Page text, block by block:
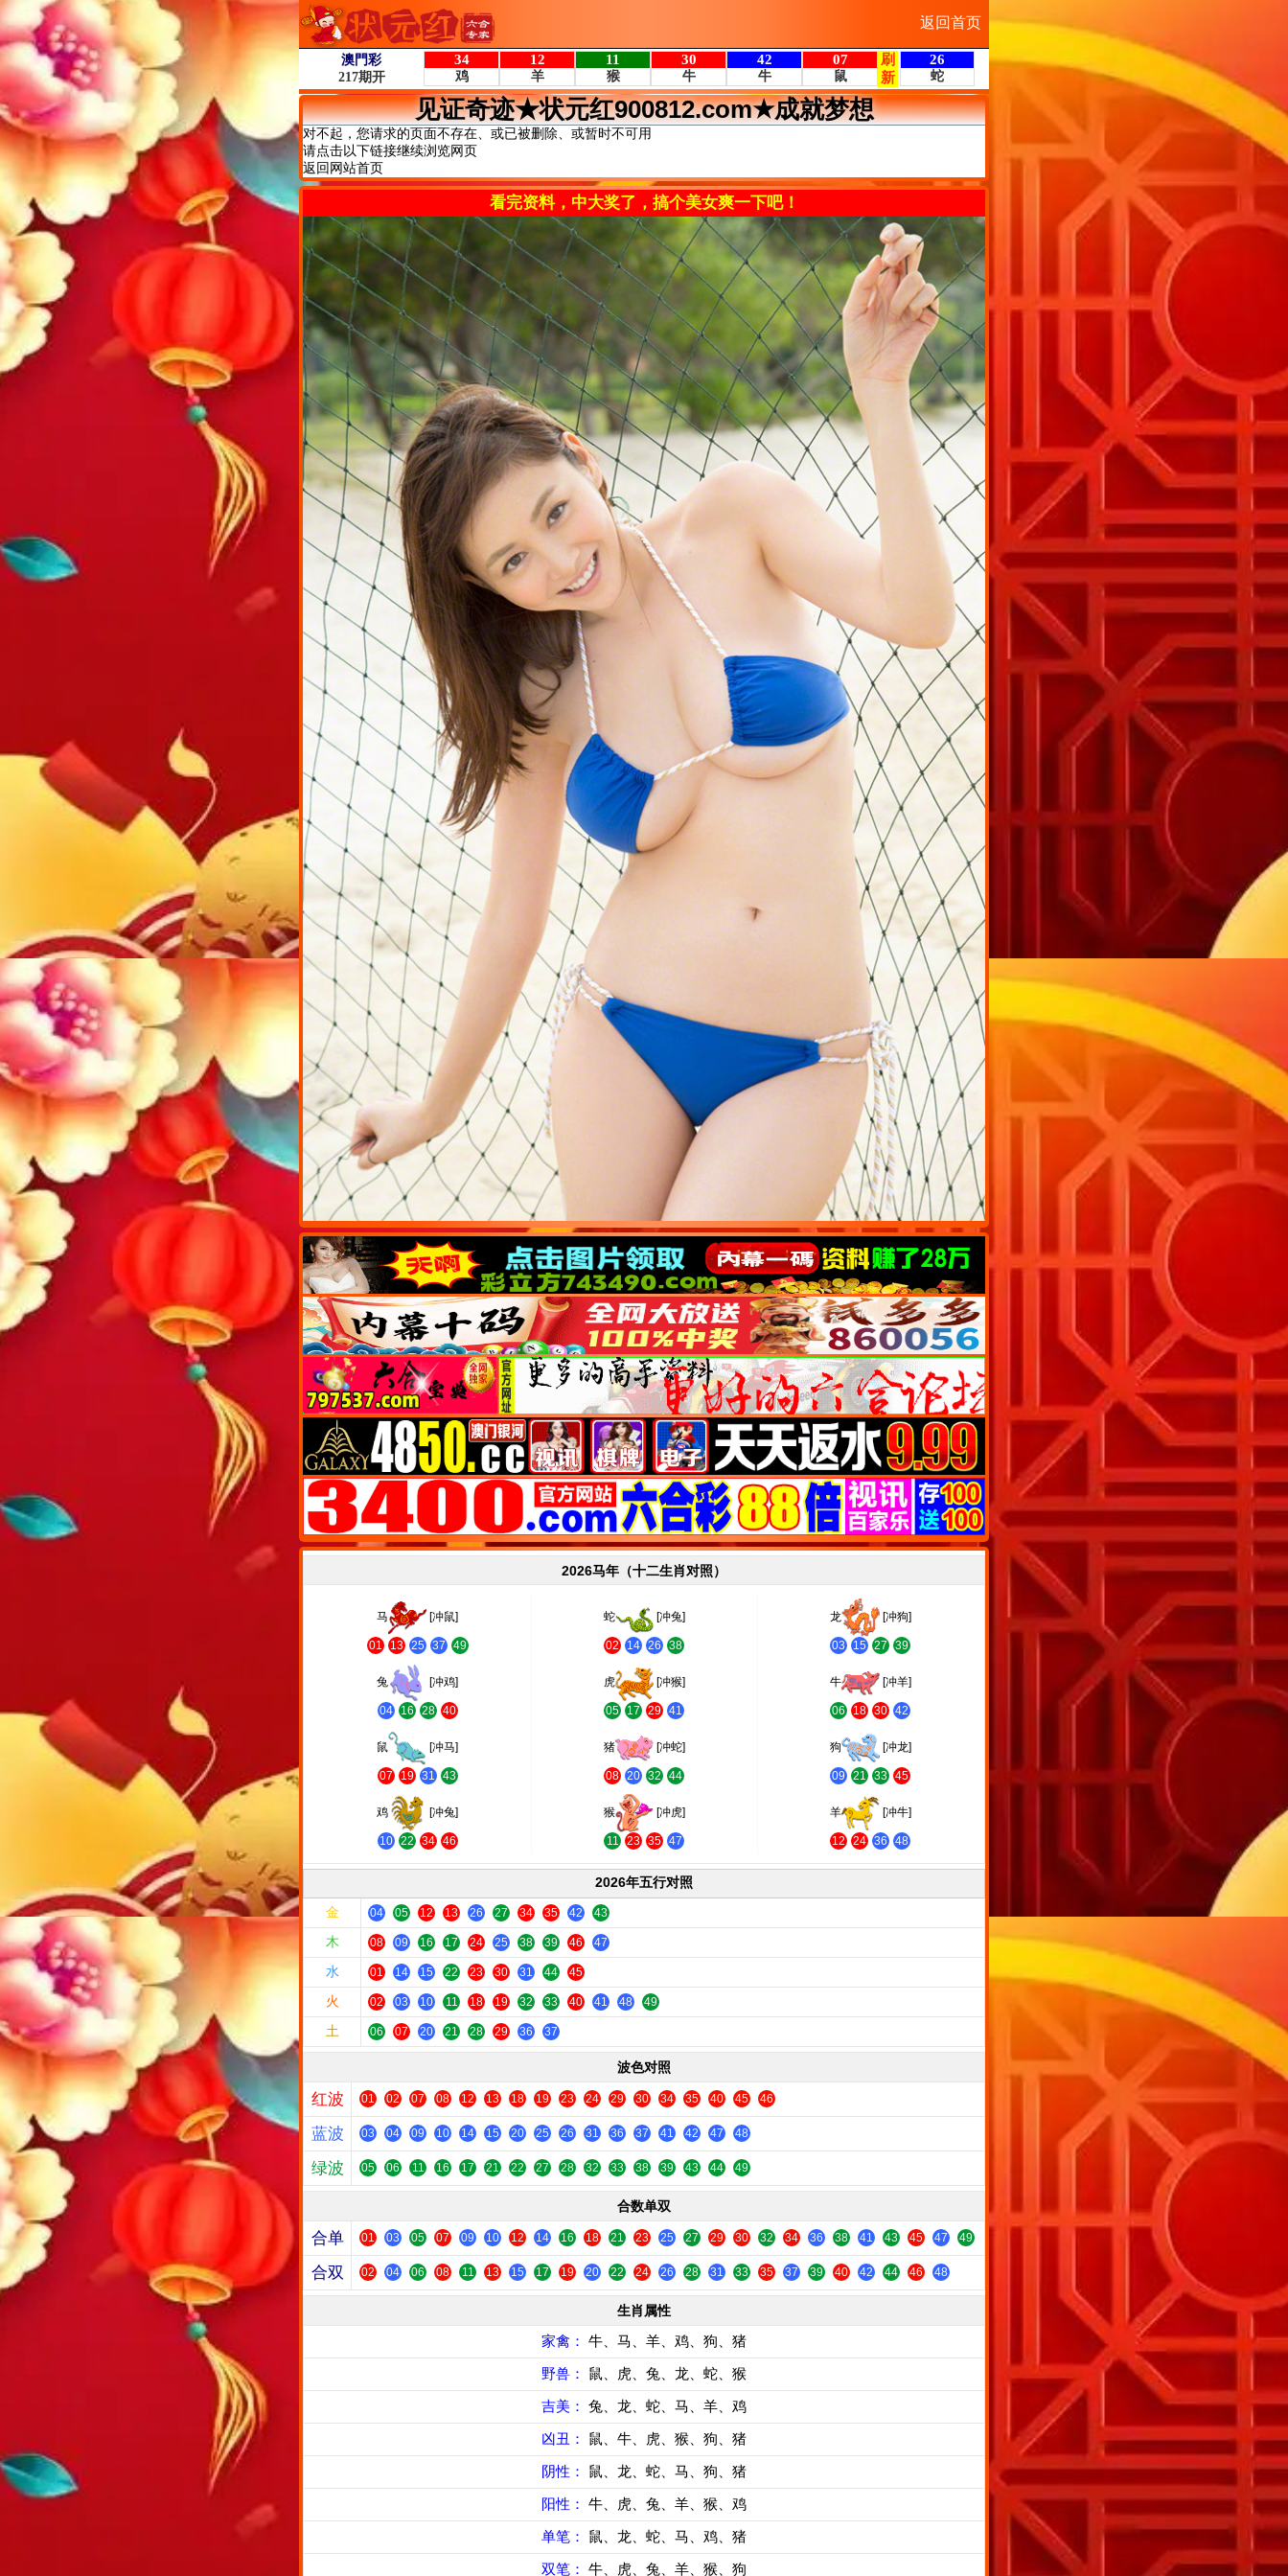
返回首页
见证奇迹★状元红900812.com★成就梦想
对不起，您请求的页面不存在、或已被删除、或暂时不可用
请点击以下链接继续浏览网页
返回网站首页
看完资料，中大奖了，搞个美女爽一下吧！
2026马年（十二生肖对照）
马 [冲鼠]
01 13 25 37 49
蛇 [冲兔]
02 14 26 38
龙 [冲狗]
03 15 27 39
兔 [冲鸡]
04 16 28 40
虎 [冲猴]
05 17 29 41
牛 [冲羊]
06 18 30 42
鼠 [冲马]
07 19 31 43
猪 [冲蛇]
08 20 32 44
狗 [冲龙]
09 21 33 45
鸡 [冲兔]
10 22 34 46
猴 [冲虎]
11 23 35 47
羊 [冲牛]
12 24 36 48
2026年五行对照
金
04 05 12 13 26 27 34 35 42 43
木 08 09 16 17 24 25 38 39 46 47
水 01 14 15 22 23 30 31 44 45
火 02 03 10 11 18 19 32 33 40 41 48 49
土 06 07 20 21 28 29 36 37
波色对照
红波 01 02 07 08 12 13 18 19 23 24 29 30 34 35 40 45 46
蓝波 03 04 09 10 14 15 20 25 26 31 36 37 41 42 47 48
绿波 05 06 11 16 17 21 22 27 28 32 33 38 39 43 44 49
合数单双
合单 01 03 05 07 09 10 12 14 16 18 21 23 25 27 29 30 32 34 36 38 41 43 45 47 49
合双 02 04 06 08 11 13 15 17 19 20 22 24 26 28 31 33 35 37 39 40 42 44 46 48
生肖属性
家禽： 牛、马、羊、鸡、狗、猪
野兽： 鼠、虎、兔、龙、蛇、猴
吉美： 兔、龙、蛇、马、羊、鸡
凶丑： 鼠、牛、虎、猴、狗、猪
阴性： 鼠、龙、蛇、马、狗、猪
阳性： 牛、虎、兔、羊、猴、鸡
单笔： 鼠、龙、蛇、马、鸡、猪
双笔： 牛、虎、兔、羊、猴、狗